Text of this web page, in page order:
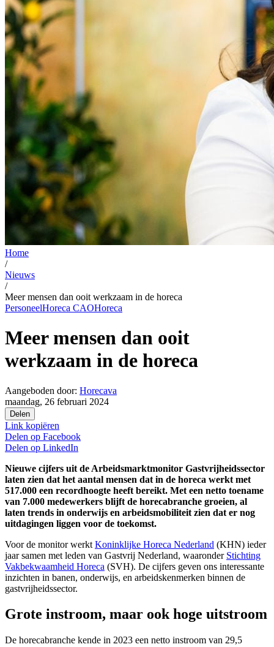
Home
/
Nieuws
/
Meer mensen dan ooit werkzaam in de horeca
PersoneelHoreca CAOHoreca
Meer mensen dan ooit
werkzaam in de horeca
Aangeboden door: Horecava
maandag, 26 februari 2024
Delen
Link kopiëren
Delen op Facebook
Delen op LinkedIn
Nieuwe cijfers uit de Arbeidsmarktmonitor Gastvrijheidssector
laten zien dat het aantal mensen dat in de horeca werkt met
517.000 een recordhoogte heeft bereikt. Met een netto toename
van 7.000 medewerkers blijft de horecabranche groeien, al
laten trends in onderwijs en arbeidsmobiliteit zien dat er nog
uitdagingen liggen voor de toekomst.
Voor de monitor werkt Koninklijke Horeca Nederland (KHN) ieder
jaar samen met leden van Gastvrij Nederland, waaronder Stichting
Vakbekwaamheid Horeca (SVH). De cijfers geven ons interessante
inzichten in banen, onderwijs, en arbeidskenmerken binnen de
gastvrijheidssector.
Grote instroom, maar ook hoge uitstroom
De horecabranche kende in 2023 een netto instroom van 29,5